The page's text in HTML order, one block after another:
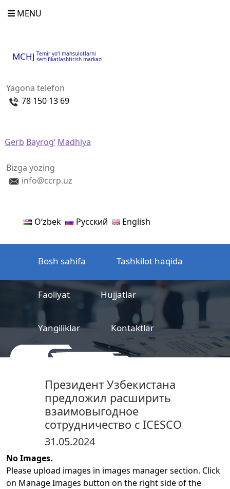
MENU
MCHJ Temir yo‘l mahsulotlarni
sertifikatlashtirish markazi
Yagona telefon
78 150 13 69
Gerb Bayrog’ Madhiya
Bizga yozing
info@ccrp.uz
Oʻzbek Русский English
Bosh sahifa Tashkilot haqida
Faoliyat Hujjatlar
Yangiliklar Kontaktlar
sertifikatlashtirish markazi
Президент Узбекистана
предложил расширить
взаимовыгодное
сотрудничество с ICESCO
31.05.2024
No Images.
Please upload images in images manager section. Click
on Manage Images button on the right side of the